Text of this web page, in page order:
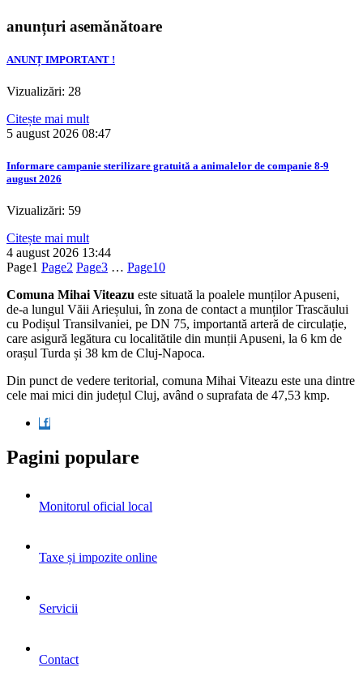
anunțuri asemănătoare
ANUNȚ IMPORTANT !
Vizualizări: 28
Citește mai mult
5 august 2026 08:47
Informare campanie sterilizare gratuită a animalelor de companie 8-9
august 2026
Vizualizări: 59
Citește mai mult
4 august 2026 13:44
Page1 Page2 Page3 … Page10
Comuna Mihai Viteazu este situată la poalele munților Apuseni,
de-a lungul Văii Arieșului, în zona de contact a munților Trascăului
cu Podișul Transilvaniei, pe DN 75, importantă arteră de circulație,
care asigură legătura cu localitătile din munții Apuseni, la 6 km de
orașul Turda și 38 km de Cluj-Napoca.
Din punct de vedere teritorial, comuna Mihai Viteazu este una dintre
cele mai mici din județul Cluj, având o suprafata de 47,53 kmp.
Pagini populare
Monitorul oficial local
Taxe și impozite online
Servicii
Contact